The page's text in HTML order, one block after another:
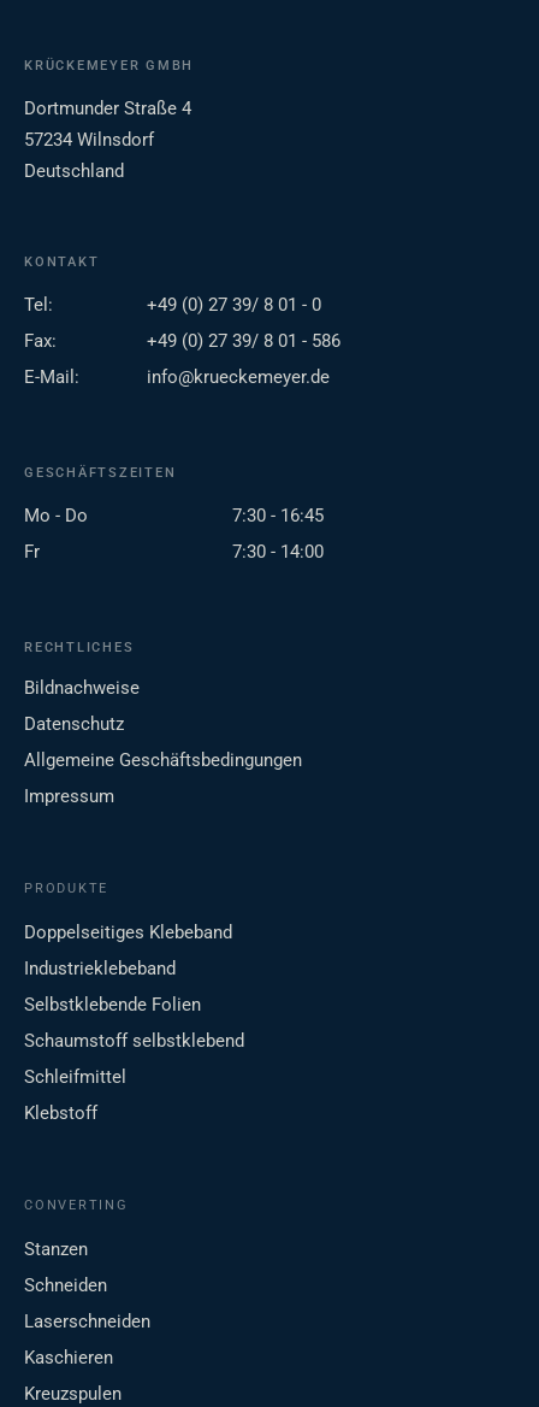
KRÜCKEMEYER GMBH
Dortmunder Straße 4
57234 Wilnsdorf
Deutschland
KONTAKT
Tel:
+49 (0) 27 39/ 8 01 - 0
Fax:
+49 (0) 27 39/ 8 01 - 586
E-Mail:
info@krueckemeyer.de
GESCHÄFTSZEITEN
Mo - Do
7:30 - 16:45
Fr
7:30 - 14:00
RECHTLICHES
Bildnachweise
Datenschutz
Allgemeine Geschäftsbedingungen
Impressum
PRODUKTE
Doppelseitiges Klebeband
Industrieklebeband
Selbstklebende Folien
Schaumstoff selbstklebend
Schleifmittel
Klebstoff
CONVERTING
Stanzen
Schneiden
Laserschneiden
Kaschieren
Kreuzspulen